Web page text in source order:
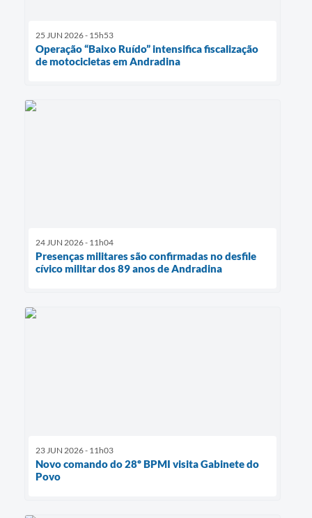
25 JUN 2026 - 15h53
Operação “Baixo Ruído” intensifica fiscalização
de motocicletas em Andradina
24 JUN 2026 - 11h04
Presenças militares são confirmadas no desfile
cívico militar dos 89 anos de Andradina
23 JUN 2026 - 11h03
Novo comando do 28º BPMI visita Gabinete do
Povo